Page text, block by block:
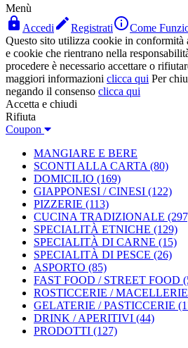
Menù
 Accedi RegistratiCome
Questo sito utilizza cookie in
e cookie che rientrano nella
procedere è necessario accettare o
maggiori informazioni clicca qui Per
negando il consenso clicca qui
Accetta e chiudi
Rifiuta
Coupon
MANGIARE E BERE
SCONTI ALLA CARTA (80)
DOMICILIO (169)
GIAPPONESI / CINESI (122)
PIZZERIE (113)
CUCINA TRADIZIONALE
SPECIALITÀ ETNICHE (129)
SPECIALITÀ DI CARNE (15)
SPECIALITÀ DI PESCE (26)
ASPORTO (85)
FAST FOOD / STREET FOOD
ROSTICCERIE / MACELLERIE
GELATERIE / PASTICCERIE
DRINK / APERITIVI (44)
PRODOTTI (127)